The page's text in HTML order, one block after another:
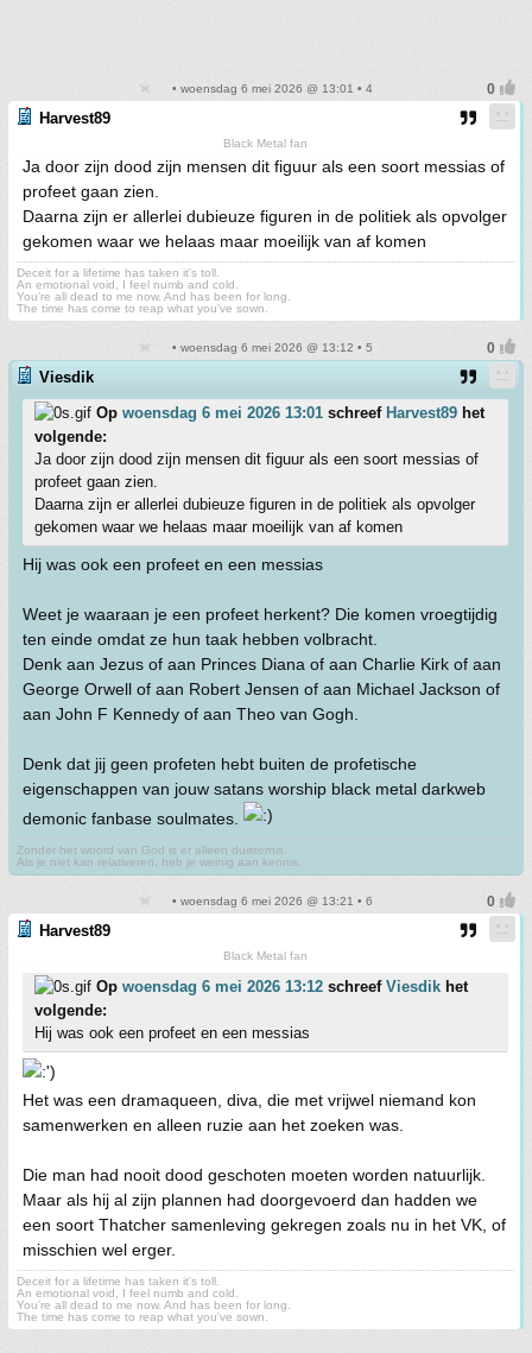
• woensdag 6 mei 2026 @ 13:01 • 4
Harvest89
Black Metal fan
Ja door zijn dood zijn mensen dit figuur als een soort messias of
profeet gaan zien.
Daarna zijn er allerlei dubieuze figuren in de politiek als opvolger
gekomen waar we helaas maar moeilijk van af komen
Deceit for a lifetime has taken it's toll.
An emotional void, I feel numb and cold.
You're all dead to me now. And has been for long.
The time has come to reap what you've sown.
• woensdag 6 mei 2026 @ 13:12 • 5
Viesdik
Op woensdag 6 mei 2026 13:01 schreef Harvest89 het
volgende:
Ja door zijn dood zijn mensen dit figuur als een soort messias of
profeet gaan zien.
Daarna zijn er allerlei dubieuze figuren in de politiek als opvolger
gekomen waar we helaas maar moeilijk van af komen
Hij was ook een profeet en een messias
Weet je waaraan je een profeet herkent? Die komen vroegtijdig
ten einde omdat ze hun taak hebben volbracht.
Denk aan Jezus of aan Princes Diana of aan Charlie Kirk of aan
George Orwell of aan Robert Jensen of aan Michael Jackson of
aan John F Kennedy of aan Theo van Gogh.
Denk dat jij geen profeten hebt buiten de profetische
eigenschappen van jouw satans worship black metal darkweb
demonic fanbase soulmates.
Zonder het woord van God is er alleen duisternis.
Als je niet kan relativeren, heb je weinig aan kennis.
• woensdag 6 mei 2026 @ 13:21 • 6
Harvest89
Black Metal fan
Op woensdag 6 mei 2026 13:12 schreef Viesdik het
volgende:
Hij was ook een profeet en een messias
Het was een dramaqueen, diva, die met vrijwel niemand kon
samenwerken en alleen ruzie aan het zoeken was.
Die man had nooit dood geschoten moeten worden natuurlijk.
Maar als hij al zijn plannen had doorgevoerd dan hadden we
een soort Thatcher samenleving gekregen zoals nu in het VK, of
misschien wel erger.
Deceit for a lifetime has taken it's toll.
An emotional void, I feel numb and cold.
You're all dead to me now. And has been for long.
The time has come to reap what you've sown.